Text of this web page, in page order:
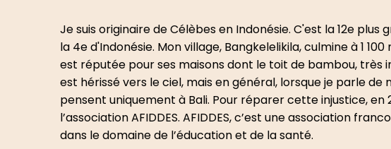
Je suis originaire de Célèbes en Indonésie. C'est la 12e plus
la 4e d'Indonésie. Mon village, Bangkelelikila, culmine à 1
est réputée pour ses maisons dont le toit de bambou, très
est hérissé vers le ciel, mais en général, lorsque je parle de
pensent uniquement à Bali. Pour réparer cette injustice, en
l’association AFIDDES. AFIDDES, c’est une association
dans le domaine de l’éducation et de la santé.